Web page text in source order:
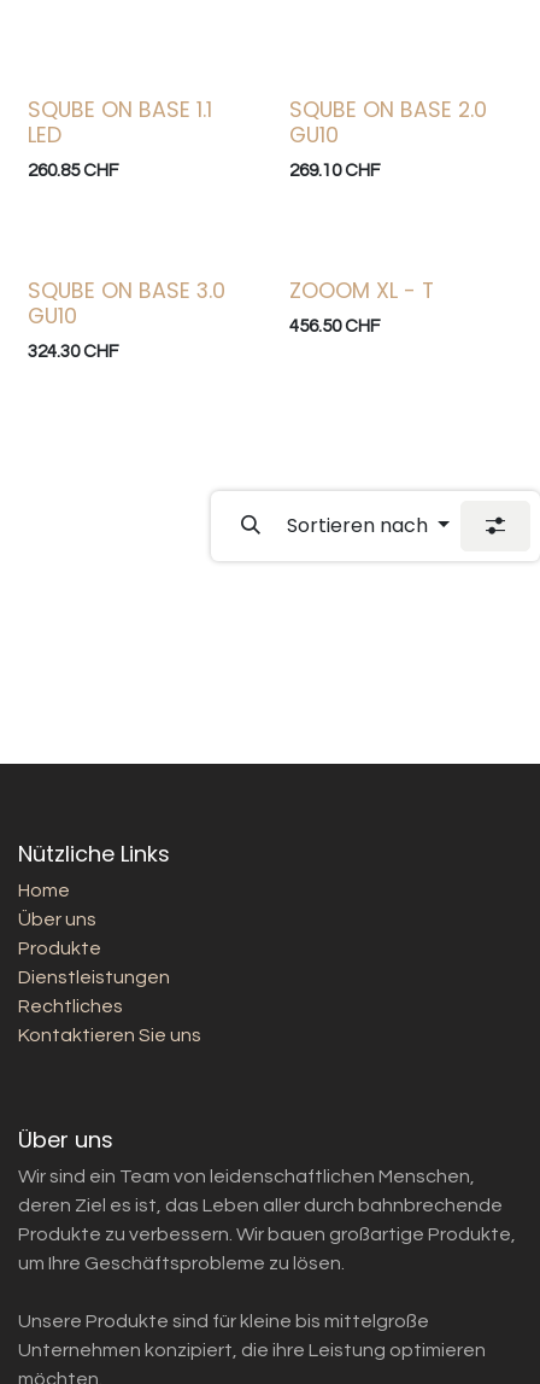
SQUBE ON BASE 1.1
LED
260.85CHF
SQUBE ON BASE 2.0
GU10
269.10CHF
SQUBE ON BASE 3.0
GU10
324.30CHF
ZOOOM XL - T
456.50CHF
Sortieren nach
Nützliche Links
Home
Über uns
Produkte
Dienstleistungen
Rechtliches
Kontaktieren Sie uns
Über uns
Wir sind ein Team von leidenschaftlichen Menschen,
deren Ziel es ist, das Leben aller durch bahnbrechende
Produkte zu verbessern. Wir bauen großartige Produkte,
um Ihre Geschäftsprobleme zu lösen.
Unsere Produkte sind für kleine bis mittelgroße
Unternehmen konzipiert, die ihre Leistung optimieren
möchten.